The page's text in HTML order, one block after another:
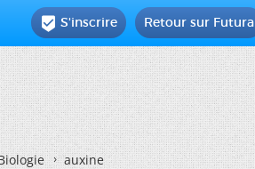
Retour sur Futura
 S'inscrire
auxine